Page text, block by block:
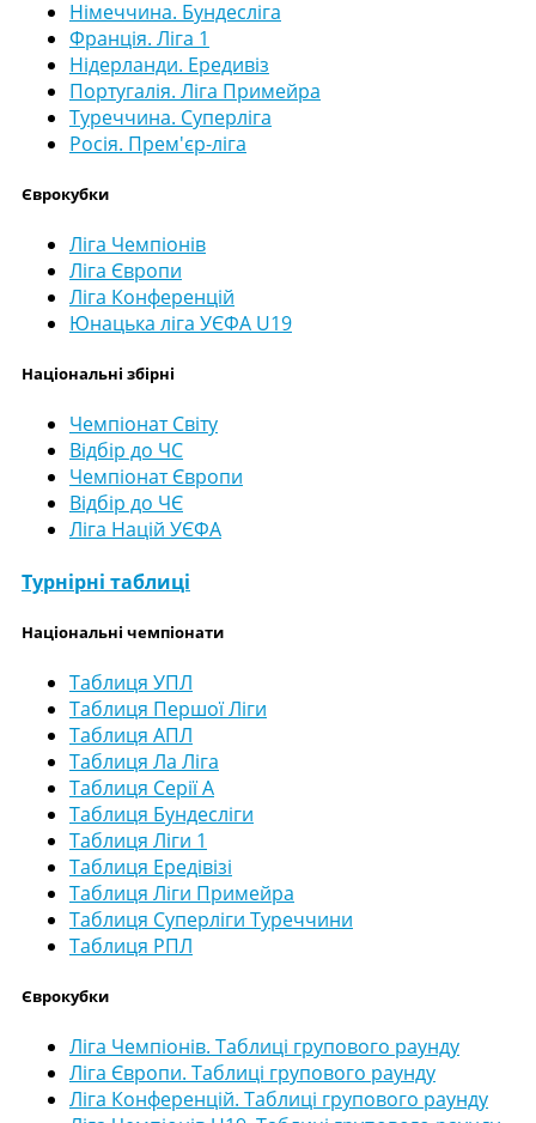
Німеччина. Бундесліга
Франція. Ліга 1
Нідерланди. Ередивіз
Португалія. Ліга Примейра
Туреччина. Суперліга
Росія. Прем'єр-ліга
Єврокубки
Ліга Чемпіонів
Ліга Європи
Ліга Конференцій
Юнацька ліга УЄФА U19
Національні збірні
Чемпіонат Світу
Відбір до ЧС
Чемпіонат Європи
Відбір до ЧЄ
Ліга Націй УЄФА
Турнірні таблиці
Національні чемпіонати
Таблиця УПЛ
Таблиця Першої Ліги
Таблиця АПЛ
Таблиця Ла Ліга
Таблиця Серії А
Таблиця Бундесліги
Таблиця Ліги 1
Таблиця Ередівізі
Таблиця Ліги Примейра
Таблиця Суперліги Туреччини
Таблиця РПЛ
Єврокубки
Ліга Чемпіонів. Таблиці групового раунду
Ліга Європи. Таблиці групового раунду
Ліга Конференцій. Таблиці групового раунду